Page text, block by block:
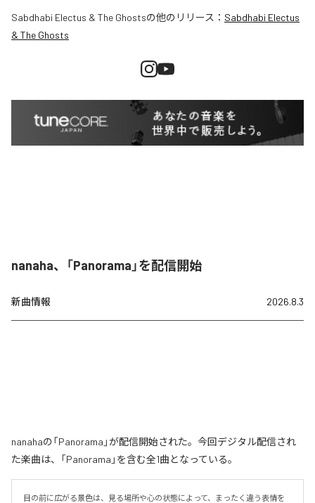
Sabdhabi Electus & The Ghostsの他のリリース： Sabdhabi Electus
& The Ghosts
nanaha、「Panorama」を配信開始
新曲情報 2026.8.3
nanahaの「Panorama」が配信開始された。今回デジタル配信され
た楽曲は、「Panorama」を含む全1曲となっている。
目の前に広がる景色は、見る場所や心の状態によって、まったく違う表情を